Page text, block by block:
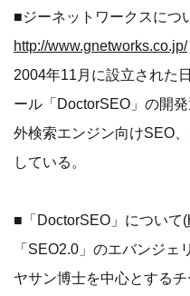
■ジーネットワークスにつ
http://www.gnetworks.co.jp/
2004年11月に設立された
ール「DoctorSEO」の開
外検索エンジン向けSEO
している。
■「DoctorSEO」について(
「SEO2.0」のエバンジ
ヤサン博士を中心とする